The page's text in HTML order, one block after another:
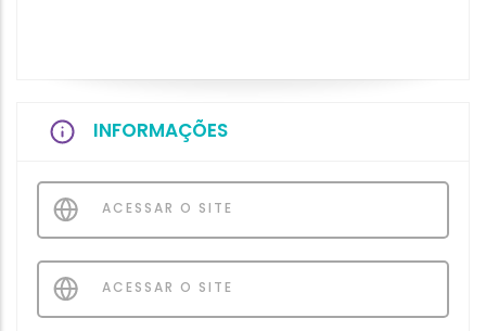
INFORMAÇÕES
ACESSAR O SITE
ACESSAR O SITE